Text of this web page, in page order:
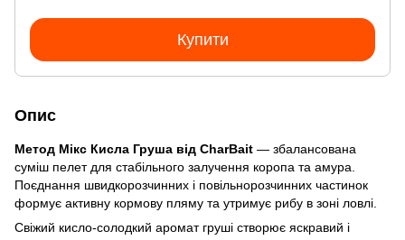
Купити
Опис
Метод Мікс Кисла Груша від CharBait — збалансована
суміш пелет для стабільного залучення коропа та амура.
Поєднання швидкорозчинних і повільнорозчинних частинок
формує активну кормову пляму та утримує рибу в зоні ловлі.
Свіжий кисло-солодкий аромат груші створює яскравий і